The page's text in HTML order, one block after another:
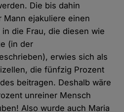
Die bis dahin
Mann ejakuliere einen
die Frau, die diesen wie
(in der
erwies sich als
die fünfzig Prozent
beitragen. Deshalb wäre
unreiner Mensch
Also wurde auch Maria